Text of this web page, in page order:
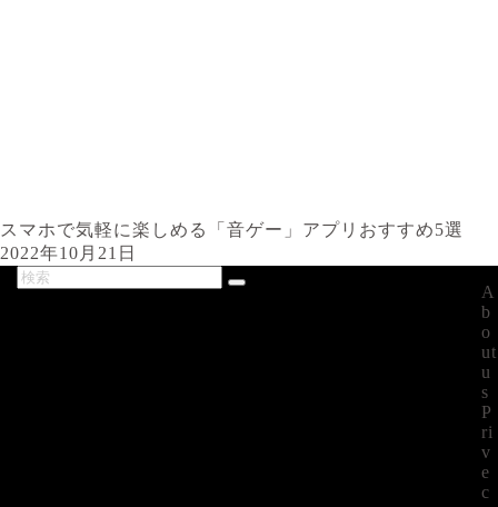
スマホで気軽に楽しめる「音ゲー」アプリおすすめ5選
2022年10月21日
A
b
o
ut
u
s
P
ri
v
e
c